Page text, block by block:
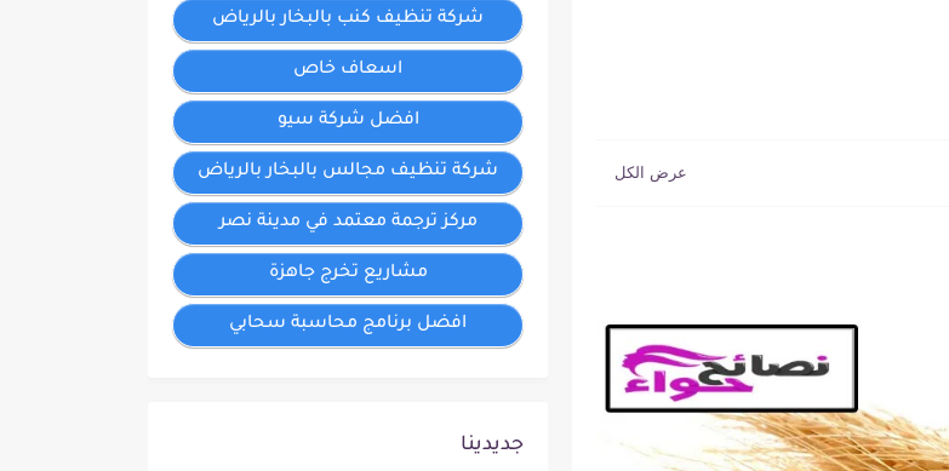
شركة تنظيف كنب بالبخار بالرياض
اسعاف خاص
افضل شركة سيو
شركة تنظيف مجالس بالبخار بالرياض
مركز ترجمة معتمد في مدينة نصر
مشاريع تخرج جاهزة
افضل برنامج محاسبة سحابي
جديدينا